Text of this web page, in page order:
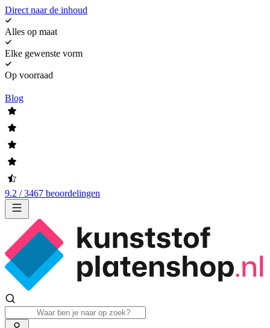
Direct naar de inhoud
Alles op maat
Elke gewenste vorm
Op voorraad
Blog
9.2 / 3467 beoordelingen